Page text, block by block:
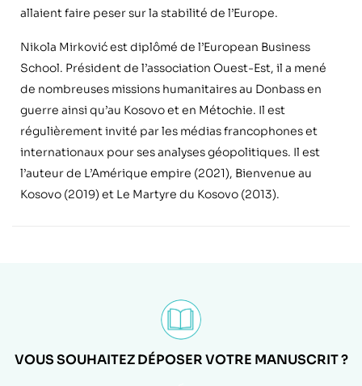
allaient faire peser sur la stabilité de l’Europe.
Nikola Mirković est diplômé de l’European Business
School. Président de l’association Ouest-Est, il a mené
de nombreuses missions humanitaires au Donbass en
guerre ainsi qu’au Kosovo et en Métochie. Il est
régulièrement invité par les médias francophones et
internationaux pour ses analyses géopolitiques. Il est
l’auteur de L’Amérique empire (2021), Bienvenue au
Kosovo (2019) et Le Martyre du Kosovo (2013).
VOUS SOUHAITEZ DÉPOSER VOTRE MANUSCRIT ?